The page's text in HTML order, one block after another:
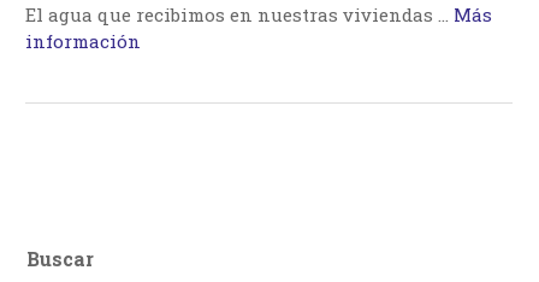
El agua que recibimos en nuestras viviendas … Más
información
Buscar